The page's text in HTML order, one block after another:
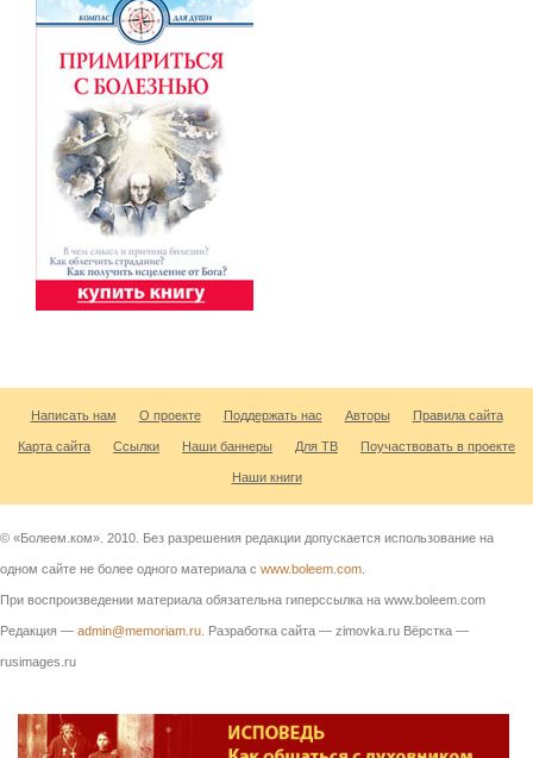
Написать нам О проекте Поддержать нас Авторы Правила сайта
Карта сайта Ссылки Наши баннеры Для ТВ Поучаствовать в проекте
Наши книги
© «Болеем.ком». 2010. Без разрешения редакции допускается использование на
одном сайте не более одного материала с www.boleem.com
При воспроизведении материала обязательна гиперссылка на www.boleem.com
Редакция — admin@memoriam.ru . Разработка сайта — zimovka.ru Вёрстка —
rusimages.ru